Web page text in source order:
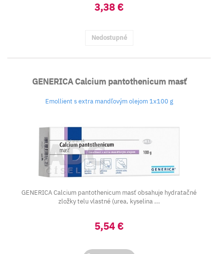
3,38 €
Nedostupné
GENERICA Calcium pantothenicum masť
Emollient s extra mandľovým olejom 1x100 g
GENERICA Calcium pantothenicum masť obsahuje hydratačné
zložky telu vlastné (urea, kyselina ...
5,54 €